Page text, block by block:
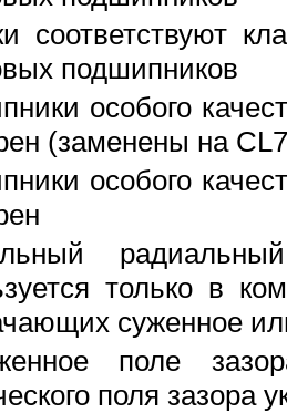
соответствуют
подшипников
особого
(заменены на
особого
только в
суженное
поле
поля зазора